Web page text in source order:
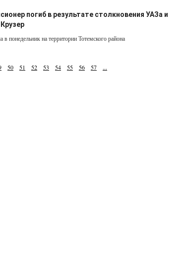
погиб в результате столкновения УАЗа и
в понедельник на территории Тотемского района
50 51 52 53 54 55 56 57 ...